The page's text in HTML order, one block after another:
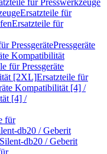
für Presswerkzeuge
Ersatzteile für
Ersatzteile für
PressgerätePressgeräte
Kompatibilität
für Pressgeräte
[2XL]Ersatzteile für
Kompatibilität [4] /
[4] /
für
db20 / Geberit
db20 / Geberit